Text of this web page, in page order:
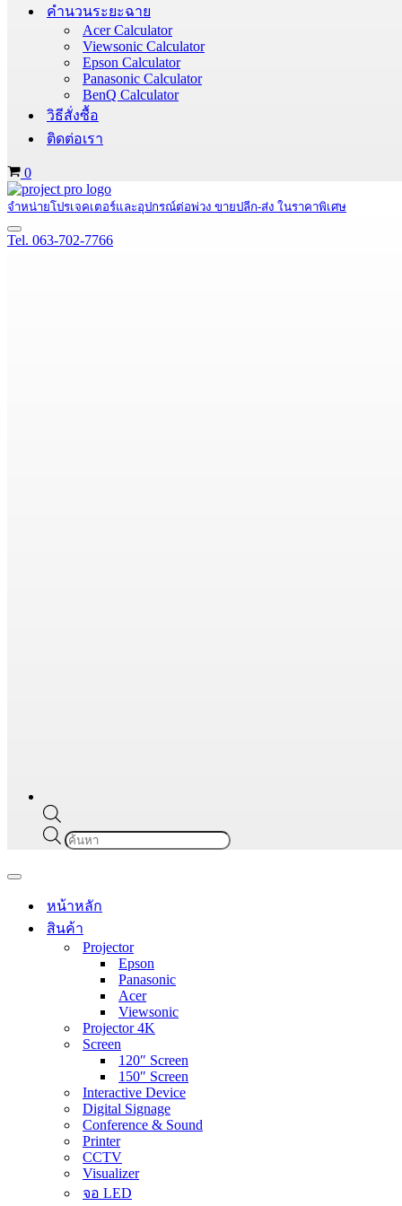
คำนวนระยะฉาย
Acer Calculator
Viewsonic Calculator
Epson Calculator
Panasonic Calculator
BenQ Calculator
วิธีสั่งซื้อ
ติดต่อเรา
Cart
0
จำหน่ายโปรเจคเตอร์และอุปกรณ์ต่อพ่วง ขายปลีก-ส่ง ในราคาพิเศษ
Navigation
Menu
Tel. 063-702-7766
Products
search
Navigation
หน้าหลัก
สินค้า
Projector
Epson
Panasonic
Acer
Viewsonic
Projector 4K
Screen
120″ Screen
150″ Screen
Interactive Device
Digital Signage
Conference & Sound
Printer
CCTV
Visualizer
จอ LED